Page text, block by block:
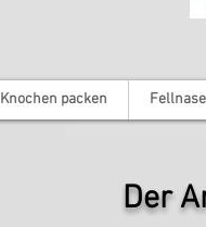
Knochen packen
Der